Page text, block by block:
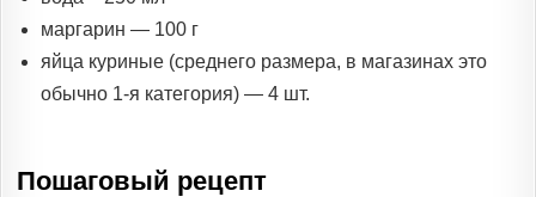
маргарин — 100 г
яйца куриные (среднего размера, в магазинах это
обычно 1-я категория) — 4 шт.
Пошаговый рецепт